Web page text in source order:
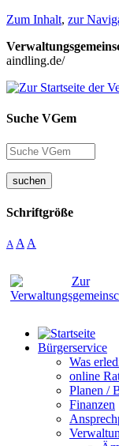
Zum Inhalt, zur
aindling.de/
Suche VGem
suchen
Schriftgröße
A A A
Bürgerservice
Was
online
Planen /
Finanzen